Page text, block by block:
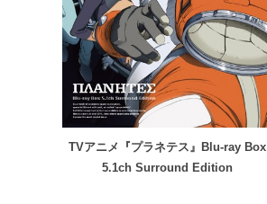
TVアニメ『プラネテス』Blu-ray Box
5.1ch Surround Edition